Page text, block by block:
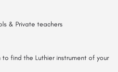
& Private teachers
to find the Luthier instrument of your